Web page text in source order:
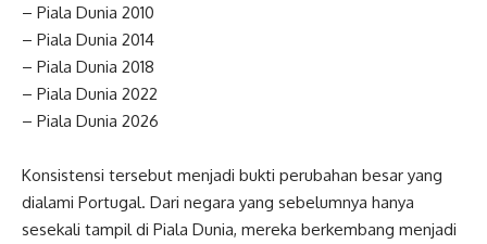
– Piala Dunia 2010
– Piala Dunia 2014
– Piala Dunia 2018
– Piala Dunia 2022
– Piala Dunia 2026
Konsistensi tersebut menjadi bukti perubahan besar yang
dialami Portugal. Dari negara yang sebelumnya hanya
sesekali tampil di Piala Dunia, mereka berkembang menjadi